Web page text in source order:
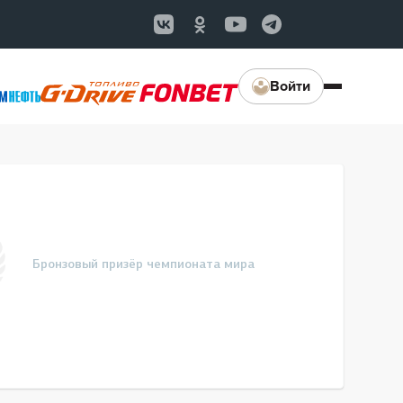
Войти
Бронзовый призёр чемпионата мира